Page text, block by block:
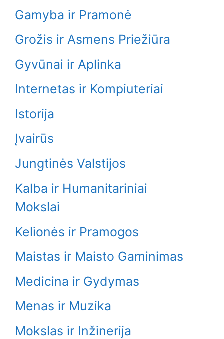
Gamyba ir Pramonė
Grožis ir Asmens Priežiūra
Gyvūnai ir Aplinka
Internetas ir Kompiuteriai
Istorija
Įvairūs
Jungtinės Valstijos
Kalba ir Humanitariniai
Mokslai
Kelionės ir Pramogos
Maistas ir Maisto Gaminimas
Medicina ir Gydymas
Menas ir Muzika
Mokslas ir Inžinerija